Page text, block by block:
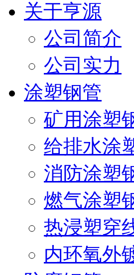
关于亨源
公司简介
公司实力
涂塑钢管
矿用涂塑
给排水涂
消防涂塑
燃气涂塑
热浸塑穿
内环氧外